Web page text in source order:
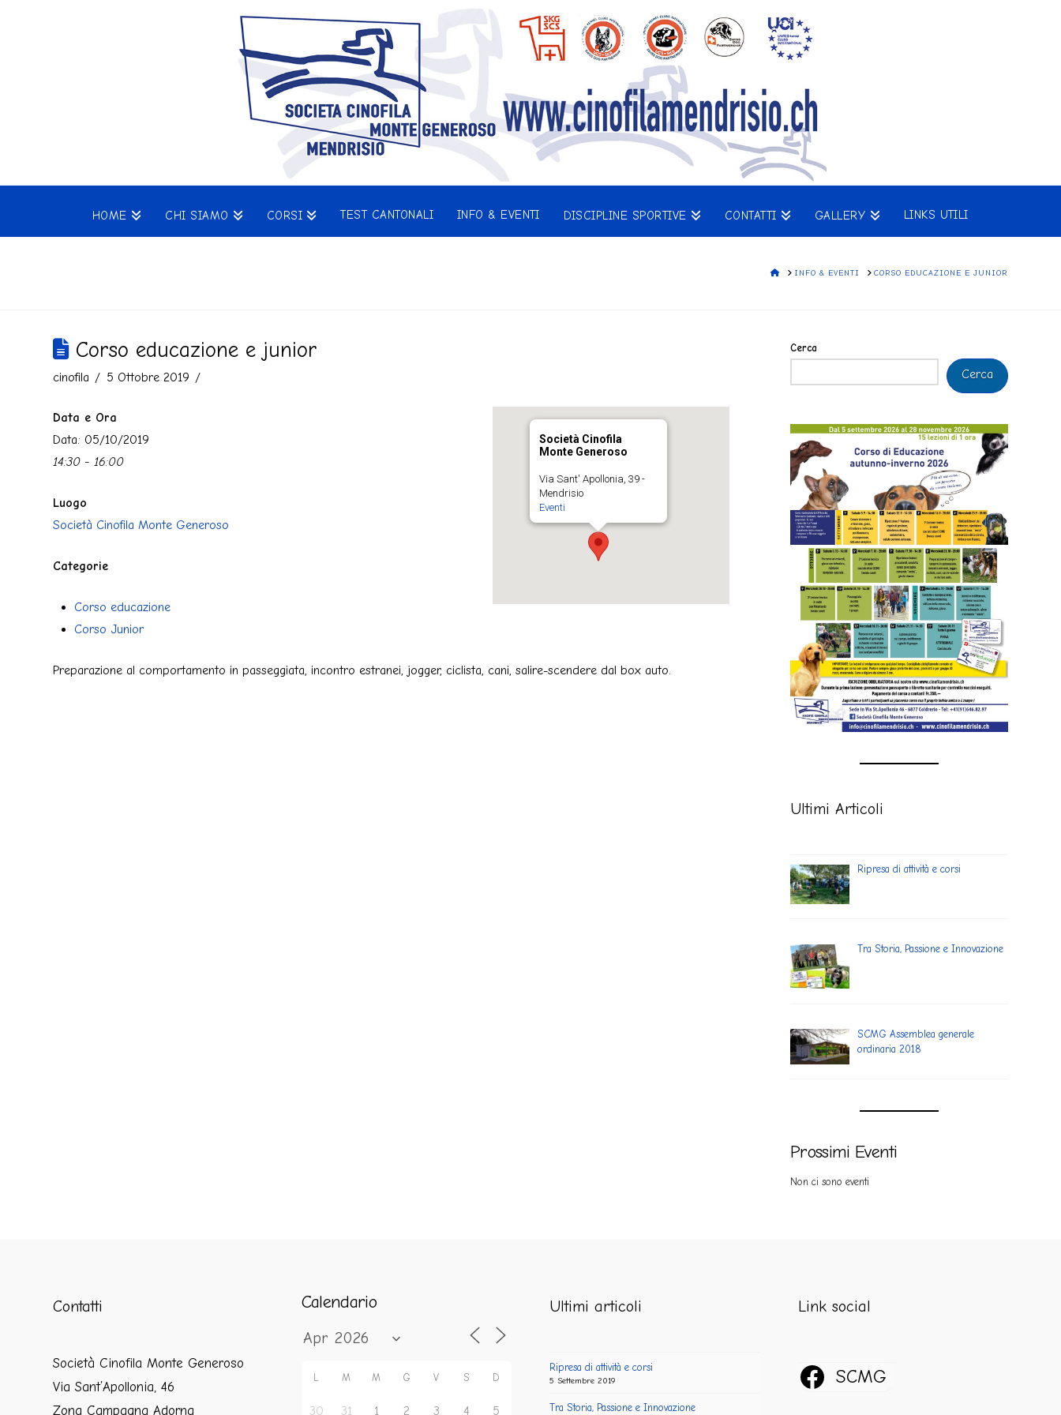
HOME CHI SIAMO CORSI TEST CANTONALI INFO & EVENTI DISCIPLINE SPORTIVE CONTATTI GALLERY LINKS UTILI
HOMEINFO & EVENTI CORSO EDUCAZIONE E JUNIOR
Corso educazione e junior
cinofila 5 Ottobre 2019
Società Cinofila
Monte Generoso
Via Sant' Apollonia, 39 -
Mendrisio
Eventi
Data e Ora
Data: 05/10/2019
14:30 - 16:00
Luogo
Società Cinofila Monte Generoso
Categorie
Corso educazione
Corso Junior
Preparazione al comportamento in passeggiata, incontro estranei, jogger, ciclista, cani, salire-scendere dal box auto.
Cerca
Cerca
Ultimi Articoli
Ripresa di attività e corsi
Tra Storia, Passione e Innovazione
SCMG Assemblea generale
ordinaria 2018
Prossimi Eventi
Non ci sono eventi
Contatti
Società Cinofila Monte Generoso
Via Sant’Apollonia, 46
Zona Campagna Adorna
Calendario
L M M G V S D
30 31 1 2 3 4 5
Ultimi articoli
Ripresa di attività e corsi
5 Settembre 2019
Tra Storia, Passione e Innovazione
Link social
SCMG